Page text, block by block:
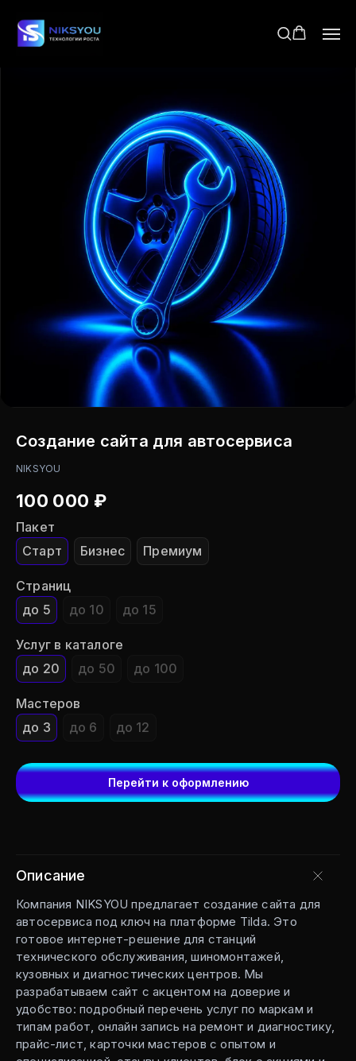
Создание сайта для автосервиса
NIKSYOU
100 000 ₽
Пакет
Старт
Бизнес Премиум
Страниц
до 5
до 10 до 15
Услуг в каталоге
до 20
до 50 до 100
Мастеров
до 3
до 6 до 12
Перейти к оформлению
Описание
Компания NIKSYOU предлагает создание сайта для
автосервиса под ключ на платформе Tilda. Это
готовое интернет-решение для станций
технического обслуживания, шиномонтажей,
кузовных и диагностических центров. Мы
разрабатываем сайт с акцентом на доверие и
удобство: подробный перечень услуг по маркам и
типам работ, онлайн запись на ремонт и диагностику,
прайс-лист, карточки мастеров с опытом и